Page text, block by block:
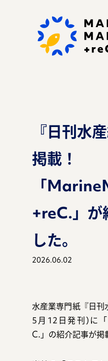
私たちの
ぷらすれ
こと
事例
『日刊水
掲載！
「
+reC.」が
した。
2026.06.02
水産業専門紙『日
5月12日発刊)に
C.」の紹介記事が掲